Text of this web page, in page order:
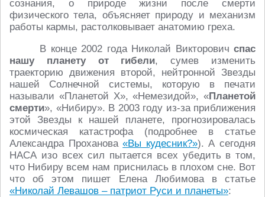
сознания, о природе жизни после смерти
физического тела, объясняет природу и механизм
работы кармы, растолковывает анатомию греха.
В конце 2002 года Николай Викторович спас
нашу планету от гибели, сумев изменить
траекторию движения второй, нейтронной Звезды
нашей Солнечной системы, которую в печати
называли «Планетой X», «Немезидой», «Планетой
смерти», «Нибиру». В 2003 году из-за приближения
этой Звезды к нашей планете, прогнозировалась
космическая катастрофа (подробнее в статье
Александра Проханова«Вы кудесник?»). А сегодня
НАСА изо всех сил пытается всех убедить в том,
что Нибиру всем нам приснилась в плохом сне. Вот
что об этом пишет Елена Любимова в статье
«Николай Левашов – патриот Руси и планеты»: